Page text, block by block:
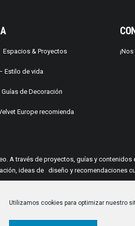
Utilizamos cookies para optimizar nuestro
Espacios & Proyectos
Estilo de vida
Guías de Decoración
Europe recomienda
A través de proyectos, guías y
ideas de diseño y recomendaciones